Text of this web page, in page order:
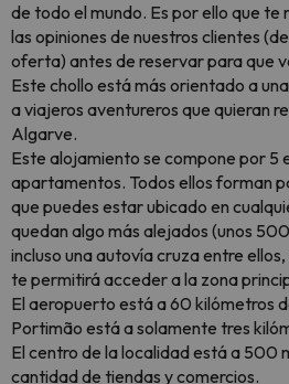
de todo el mundo. Es por ello que te
las opiniones de nuestros clientes
oferta) antes de reservar para que
Este chollo está más orientado a
a viajeros aventureros que quieran
Algarve.
Este alojamiento se compone por 5
apartamentos. Todos ellos forman
que puedes estar ubicado en
quedan algo más alejados (unos
incluso una autovía cruza entre
te permitirá acceder a la zona
El aeropuerto está a 60 kilómetros
Portimão está a solamente tres
El centro de la localidad está a 500
cantidad de tiendas y comercios.